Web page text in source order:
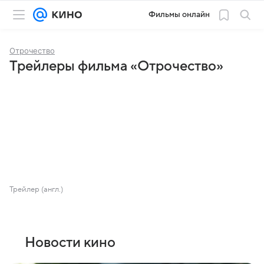
Фильмы онлайн
Отрочество
Трейлеры фильма «Отрочество»
Трейлер (англ.)
Новости кино